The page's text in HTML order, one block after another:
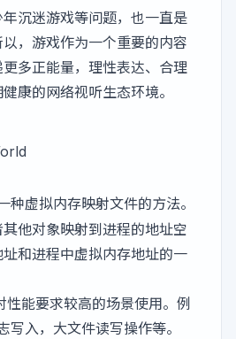
沉迷游戏等问题，也一直是
，游戏作为一个重要的内容
多正能量，理性表达、合理
康的网络视听生态环境。
种虚拟内存映射文件的方法。
他对象映射到进程的地址空
和进程中虚拟内存地址的一
性能要求较高的场景使用。例
写入，大文件读写操作等。